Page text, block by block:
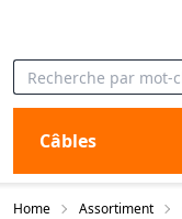
Câbles
Home Assortiment